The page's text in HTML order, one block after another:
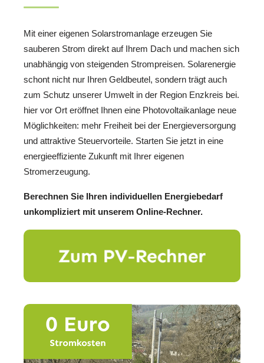
Mit einer eigenen Solarstromanlage erzeugen Sie
sauberen Strom direkt auf Ihrem Dach und machen sich
unabhängig von steigenden Strompreisen. Solarenergie
schont nicht nur Ihren Geldbeutel, sondern trägt auch
zum Schutz unserer Umwelt in der Region Enzkreis bei.
hier vor Ort eröffnet Ihnen eine Photovoltaikanlage neue
Möglichkeiten: mehr Freiheit bei der Energieversorgung
und attraktive Steuervorteile. Starten Sie jetzt in eine
energieeffiziente Zukunft mit Ihrer eigenen
Stromerzeugung.
Berechnen Sie Ihren individuellen Energiebedarf
unkompliziert mit unserem Online-Rechner.